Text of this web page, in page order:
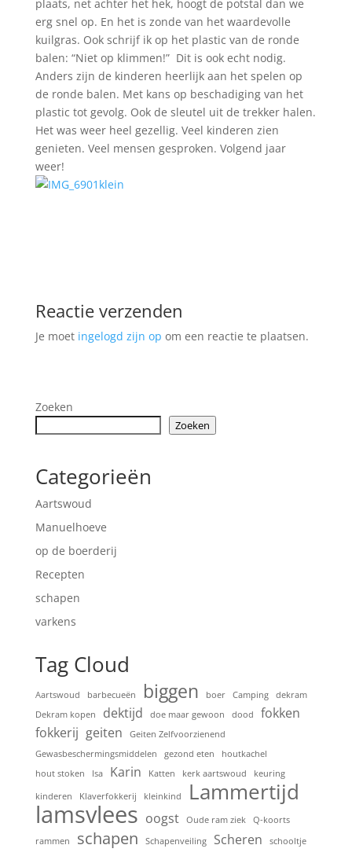
plaats, net achter het hek, hoogt de potstal dan we
erg snel op. En het is zonde van het waardevolle
kuilgras. Ook schrijf ik op het plastic van de ronde
balen: “Niet op klimmen!” Dit is ook echt nodig.
Anders zijn de kinderen heerlijk aan het spelen op
de ronde balen. Met kans op beschadiging van het
plastic tot gevolg. Ook de sleutel uit de trekker halen.
Het was weer heel gezellig. Veel kinderen zien
genieten. Veel mensen gesproken. Volgend jaar
weer!
Reactie verzenden
Je moet ingelogd zijn op om een reactie te plaatsen.
Zoeken
Zoeken
Categorieën
Aartswoud
Manuelhoeve
op de boerderij
Recepten
schapen
varkens
Tag Cloud
Aartswoud barbecueën biggen boer Camping
dekram
Dekram kopen
dektijd doe maar gewoon dood
fokken
fokkerij geiten
Geiten Zelfvoorzienend
Gewasbeschermingsmiddelen
gezond eten
houtkachel
hout stoken
Isa Karin Katten kerk aartswoud keuring
kinderen Klaverfokkerij kleinkind Lammertijd
lamsvlees oogst Oude ram ziek
Q-koorts
rammen
schapen Schapenveiling Scheren
schooltje